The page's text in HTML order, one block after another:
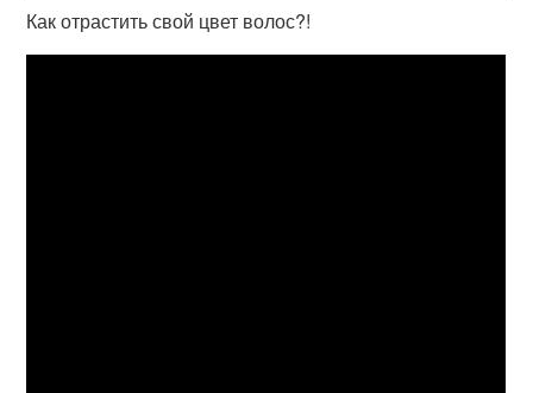
Как отрастить свой цвет волос?!